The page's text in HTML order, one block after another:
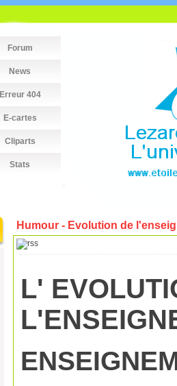
Forum
News
Erreur 404
E-cartes
Cliparts
Stats
Humour - Evolution de
L'